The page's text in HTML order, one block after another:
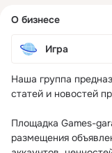
колонка
О бизнесе
Игра
Наша группа
статей и новостей
Площадка Games-
размещения